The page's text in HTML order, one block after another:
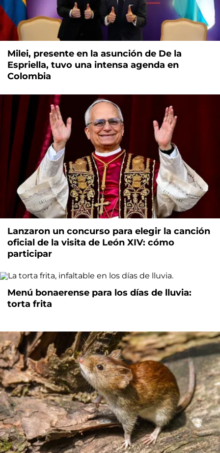
Milei, presente en la asunción de De la
Espriella, tuvo una intensa agenda en
Colombia
Lanzaron un concurso para elegir la canción
oficial de la visita de León XIV: cómo
participar
Menú bonaerense para los días de lluvia:
torta frita